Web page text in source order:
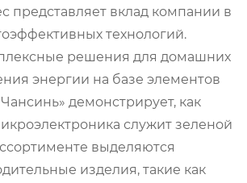
представляет вклад компании в
технологий.
решения для домашних
энергии на базе элементов
демонстрирует, как
служит зеленой
выделяются
изделия, такие как